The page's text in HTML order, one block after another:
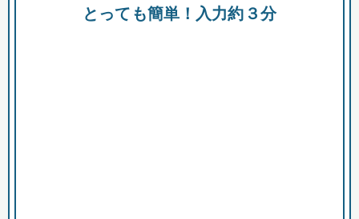
助成金 融資 出資
とっても簡単！入力約３分